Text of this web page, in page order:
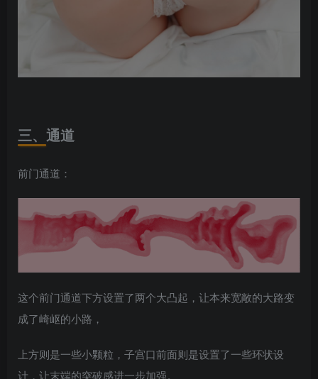
三、通道
前门通道：
这个前门通道下方设置了两个大凸起，让本来宽敞的大路变
成了崎岖的小路，
上方则是一些小颗粒，子宫口前面则是设置了一些环状设
计，让末端的突破感进一步加强。